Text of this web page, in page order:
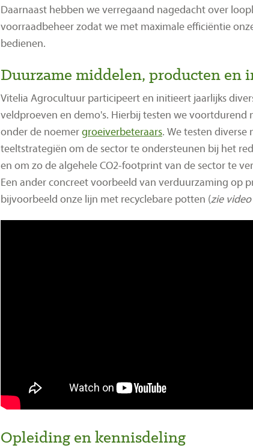
Daarnaast hebben we verregaand nagedacht over
voorraadbeheer zodat we met maximale efficiëntie
bedienen.
Duurzame middelen, producten en
Vitelia Agrocultuur participeert en initieert jaarlijks
veldproeven en demo's. Hierbij testen we voortdurend
onder de noemergroeiverbeteraars. We testen diverse
teeltstrategiën om de sector te ondersteunen bij het
en om zo de algehele CO2-footprint van de sector te
Een ander concreet voorbeeld van verduurzaming op
bijvoorbeeld onze lijn met recyclebare potten (zie
Opleiding en kennisdeling